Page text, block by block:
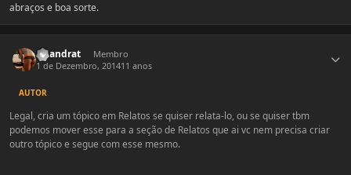
abraços e boa sorte.
Lizandrat
Membro
1 de Dezembro, 201411 anos
AUTOR
Legal, cria um tópico em Relatos se quiser relata-lo, ou se quiser tbm
podemos mover esse para a seção de Relatos que ai vc nem precisa criar
outro tópico e segue com esse mesmo.